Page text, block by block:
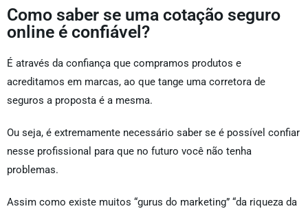
Como saber se uma cotação seguro
online é confiável?
É através da confiança que compramos produtos e
acreditamos em marcas, ao que tange uma corretora de
seguros a proposta é a mesma.
Ou seja, é extremamente necessário saber se é possível confiar
nesse profissional para que no futuro você não tenha
problemas.
Assim como existe muitos “gurus do marketing” “da riqueza da